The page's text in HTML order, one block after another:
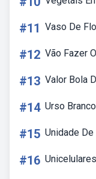
#11 Vaso De
#12 Vão Fazer
#13 Valor Bola
#14 Urso
#15 Unidade
#16